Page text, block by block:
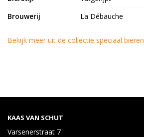
Brouwerij
La Débauche
Bekijk meer uit de collectie speciaal bieren
KAAS VAN SCHUT
Varsenerstraat 7